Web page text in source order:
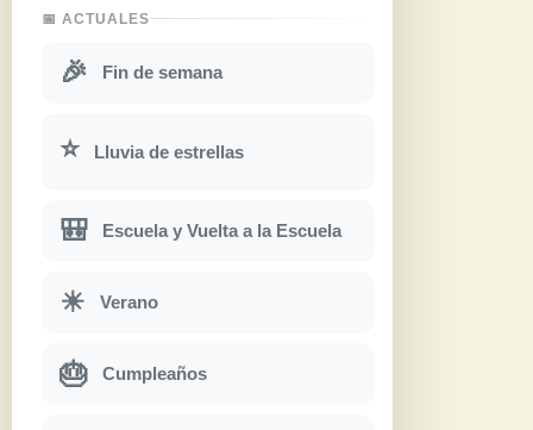
📅 ACTUALES
🎉 Fin de semana
⭐ Lluvia de estrellas
🎒 Escuela y Vuelta a la Escuela
☀ Verano
🎂 Cumpleaños